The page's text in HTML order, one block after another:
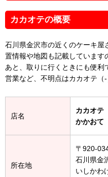
カカオテの概要
石川県金沢市の近くのケーキ屋
置情報や地図も記載しています
あと、取りに行くときにも便
営業など、不明点はカカオテ（
店名
カカオテ
かかおて
所在地
〒920-
石川県金
いしかわ